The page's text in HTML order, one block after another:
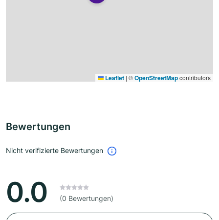
Leaflet | ©OpenStreetMapcontributors
Bewertungen
Nicht verifizierte Bewertungen
0.0 (0 Bewertungen)